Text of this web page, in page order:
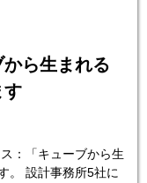
ら生まれる
す
：「キューブから生
。 設計事務所5社に